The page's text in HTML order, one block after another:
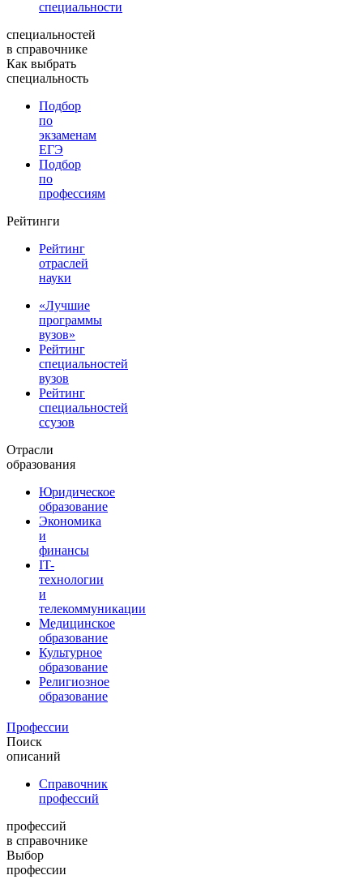
специальности
специальностей
в справочнике
Как выбрать
специальность
Подбор
по
экзаменам
ЕГЭ
Подбор
по
профессиям
Рейтинги
Рейтинг
отраслей
науки
«Лучшие
программы
вузов»
Рейтинг
специальностей
вузов
Рейтинг
специальностей
ссузов
Отрасли
образования
Юридическое
образование
Экономика
и
финансы
IT-
технологии
и
телекоммуникации
Медицинское
образование
Культурное
образование
Религиозное
образование
Профессии
Поиск
описаний
Справочник
профессий
профессий
в справочнике
Выбор
профессии